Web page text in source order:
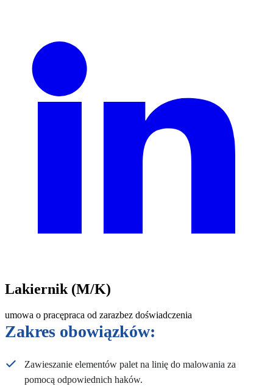
Lakiernik (M/K)
umowa o pracępraca od zarazbez doświadczenia
Zakres obowiązków:
Zawieszanie elementów palet na linię do malowania za
pomocą odpowiednich haków.